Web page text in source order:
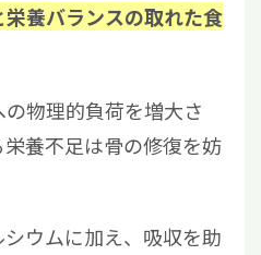
養バランスの取れた食
物理的負荷を増大さ
養不足は骨の修復を妨
ウムに加え、吸収を助